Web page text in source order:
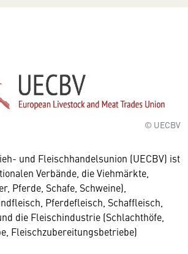
© UECBV
und Fleischhandelsunion (UECBV) ist
Verbände, die Viehmärkte,
Pferde, Schafe, Schweine),
Pferdefleisch, Schaffleisch,
die Fleischindustrie (Schlachthöfe,
Fleischzubereitungsbetriebe)